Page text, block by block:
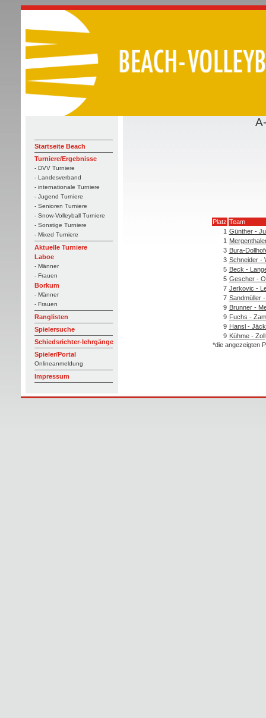
Startseite Beach
Turniere/Ergebnisse
- DVV Turniere
- Landesverband
- internationale Turniere
- Jugend Turniere
- Senioren Turniere
- Snow-Volleyball Turniere
- Sonstige Turniere
- Mixed Turniere
Aktuelle Turniere
Laboe
- Männer
- Frauen
Borkum
- Männer
- Frauen
Ranglisten
Spielersuche
Schiedsrichter-lehrgänge
Spieler/Portal
Onlineanmeldung
Impressum
Platz Team
1 Günther -
1
3 Bura-
3 Schneider -
5 Beck -
5 Gescher -
7 Jerkovic -
7 Sandmüller
9 Brunner -
9 Fuchs -
9 Hansl -
9 Kühme - Zoll
*die angezeigten